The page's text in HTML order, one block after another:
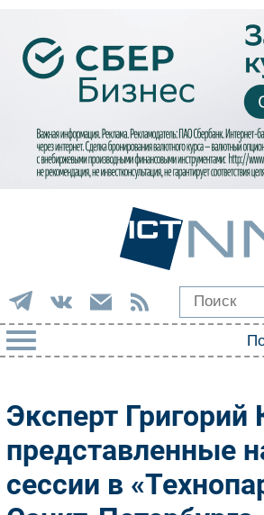
Импорто­замещение
Автоматизация Промышленности
Интернет
Эксперт
представленные
сессии в